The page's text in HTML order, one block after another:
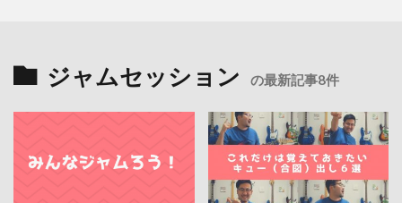
ジャムセッション の最新記事8件